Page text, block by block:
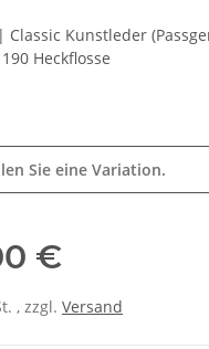
Classic Kunstleder
Heckflosse
Sie eine Variation.
€
, zzgl. Versand